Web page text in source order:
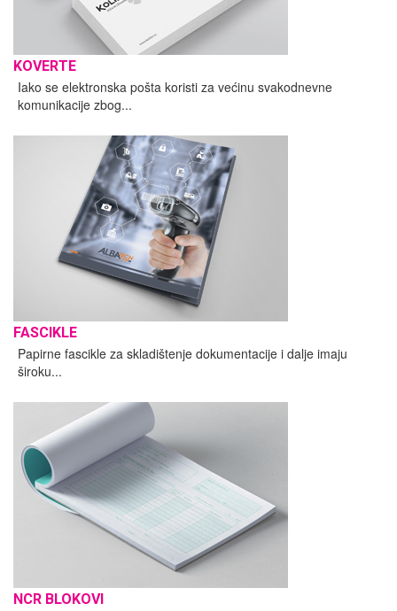
KOVERTE
Iako se elektronska pošta koristi za većinu svakodnevne
komunikacije zbog...
FASCIKLE
Papirne fascikle za skladištenje dokumentacije i dalje imaju
široku...
NCR BLOKOVI